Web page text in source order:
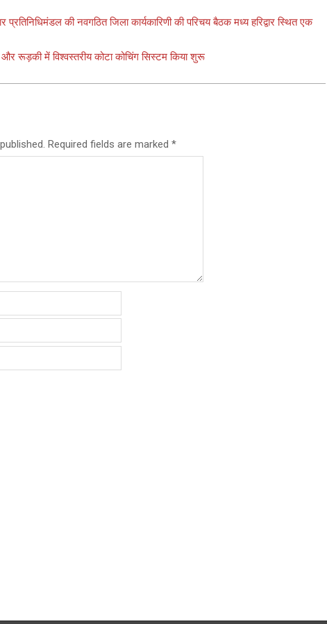
प्रतिनिधिमंडल की नवगठित जिला कार्यकारिणी की परिचय बैठक मध्य हरिद्वार स्थित एक
और रूड़की में विश्वस्तरीय कोटा कोचिंग सिस्टम किया शुरू
Required fields are marked *